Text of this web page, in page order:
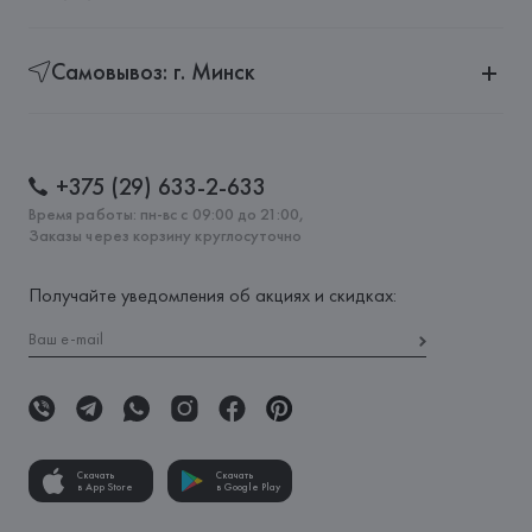
Самовывоз: г. Минск
+375 (29) 633-2-633
Время работы: пн-вс с 09:00 до 21:00,
Заказы через корзину круглосуточно
Получайте уведомления об акциях и скидках:
Скачать
в App Store
Скачать
в Google Play